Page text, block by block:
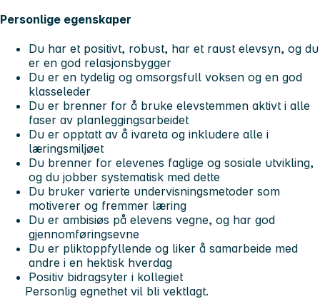
Personlige egenskaper
Du har et positivt, robust, har et raust elevsyn, og du
er en god relasjonsbygger
Du er en tydelig og omsorgsfull voksen og en god
klasseleder
Du er brenner for å bruke elevstemmen aktivt i alle
faser av planleggingsarbeidet
Du er opptatt av å ivareta og inkludere alle i
læringsmiljøet
Du brenner for elevenes faglige og sosiale utvikling,
og du jobber systematisk med dette
Du bruker varierte undervisningsmetoder som
motiverer og fremmer læring
Du er ambisiøs på elevens vegne, og har god
gjennomføringsevne
Du er pliktoppfyllende og liker å samarbeide med
andre i en hektisk hverdag
Positiv bidragsyter i kollegiet
Personlig egnethet vil bli vektlagt.